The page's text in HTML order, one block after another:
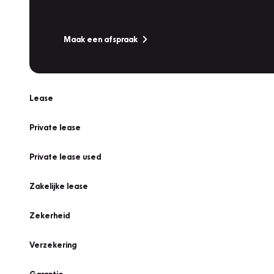
Maak een afspraak
Lease
Private lease
Private lease used
Zakelijke lease
Zekerheid
Verzekering